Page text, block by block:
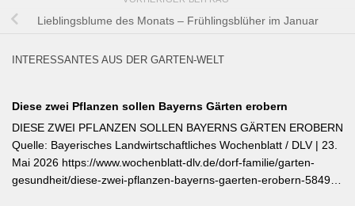
Lieblingsblume des Monats – Frühlingsblüher im Januar
INTERESSANTES AUS DER GARTEN-WELT
Diese zwei Pflanzen sollen Bayerns Gärten erobern
DIESE ZWEI PFLANZEN SOLLEN BAYERNS GÄRTEN EROBERN
Quelle: Bayerisches Landwirtschaftliches Wochenblatt / DLV | 23.
Mai 2026 https://www.wochenblatt-dlv.de/dorf-familie/garten-
gesundheit/diese-zwei-pflanzen-bayerns-gaerten-erobern-584991